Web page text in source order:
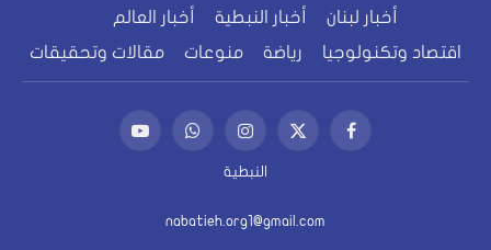
أخبار لبنان أخبار النبطية
أخبار العالم
اقتصاد وتكنولوجيا
رياضة منوعات مقالات وتحقيقات
فيسبوكX
(Twitter)
الانستغرامواتساب يوتيوب
النبطية
nabatieh.org1@gmail.com